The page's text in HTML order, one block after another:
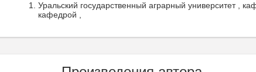
Уральский государственный аграрный университет ,
кафедрой ,